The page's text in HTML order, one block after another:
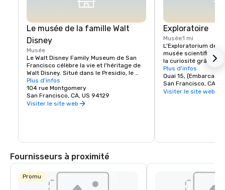
Le musée de la famille Walt
Disney
Musée
Le Walt Disney Family Museum de San
Francisco célèbre la vie et l'héritage de
Walt Disney. Situé dans le Presidio, le
musée présente dix galeries présentant
des œuvres d'art originales, des
esquisses d'animation anciennes et des
expositions interactives. Les points forts
c'est une visite incontournable pour les
plus approfondi de la créativité qui sous-
tend la magie Disney.
Plus d'infos
104 rue Montgomery
San Francisco, CA, US 94129
Visiter le site web
Exploratoire
Musée1 mi
L'Exploratorium de
musée scientifique
la curiosité grâce à
interactives. Situé
plus de 600
peuvent explorer la
perception humaine.
incontournable pour
Plus d'infos
Quai 15,
San Francisco, CA,
Visiter le site web
Fournisseurs à proximité
Promu